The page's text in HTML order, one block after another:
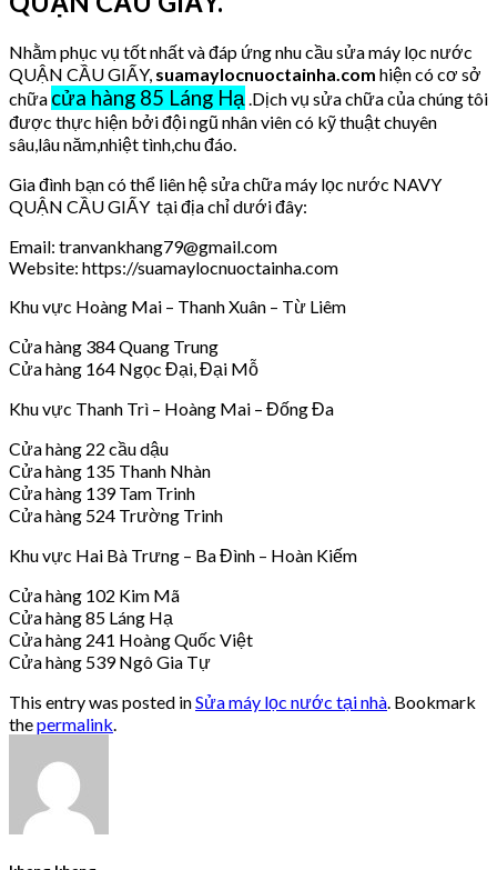
Nhằm phục vụ tốt nhất và đáp ứng nhu cầu sửa máy lọc nước
QUẬN CẦU GIẤY, suamaylocnuoctainha.com hiện có cơ sở
chữa cửa hàng 85 Láng Hạ .Dịch vụ sửa chữa của chúng tôi
được thực hiện bởi đội ngũ nhân viên có kỹ thuật chuyên
sâu,lâu năm,nhiệt tình,chu đáo.
Gia đình bạn có thể liên hệ sửa chữa máy lọc nước NAVY
QUẬN CẦU GIẤY tại địa chỉ dưới đây:
Email: tranvankhang79@gmail.com
Website: https://suamaylocnuoctainha.com
Khu vực Hoàng Mai – Thanh Xuân – Từ Liêm
Cửa hàng 384 Quang Trung
Cửa hàng 164 Ngọc Đại, Đại Mỗ
Khu vực Thanh Trì – Hoàng Mai – Đống Đa
Cửa hàng 22 cầu dậu
Cửa hàng 135 Thanh Nhàn
Cửa hàng 139 Tam Trinh
Cửa hàng 524 Trường Trinh
Khu vực Hai Bà Trưng – Ba Đình – Hoàn Kiếm
Cửa hàng 102 Kim Mã
Cửa hàng 85 Láng Hạ
Cửa hàng 241 Hoàng Quốc Việt
Cửa hàng 539 Ngô Gia Tự
This entry was posted inSửa máy lọc nước tại nhà . Bookmark
thepermalink